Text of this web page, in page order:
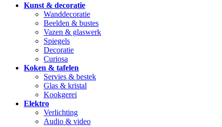
Kunst & decoratie
Wanddecoratie
Beelden & bustes
Vazen & glaswerk
Spiegels
Decoratie
Curiosa
Koken & tafelen
Servies & bestek
Glas & kristal
Kookgerei
Elektro
Verlichting
Audio & video